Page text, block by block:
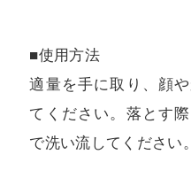
■使用方法
適量を手に取り、顔
てください。落とす
で洗い流してください。